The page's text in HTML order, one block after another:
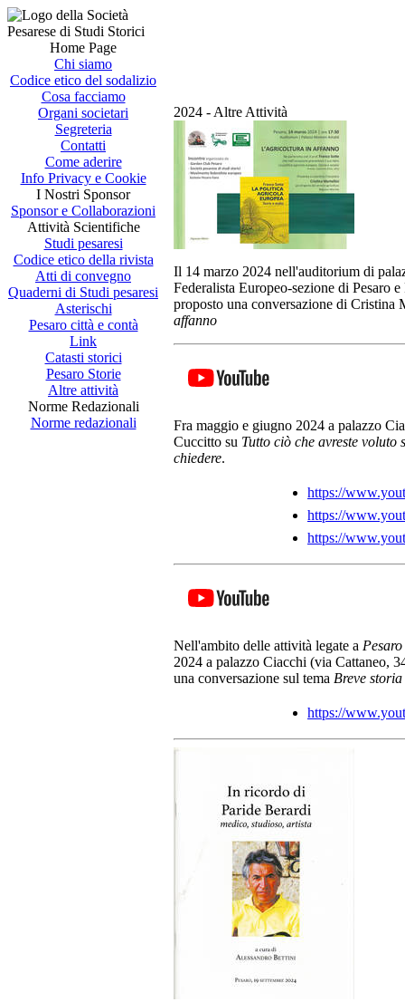
Home Page
Chi siamo
Codice etico del sodalizio
Cosa facciamo
Organi societari
Segreteria
Contatti
Come aderire
Info Privacy e Cookie
I Nostri Sponsor
Sponsor e Collaborazioni
Attività Scientifiche
Studi pesaresi
Codice etico della rivista
Atti di convegno
Quaderni di Studi pesaresi
Asterischi
Pesaro città e contà
Link
Catasti storici
Pesaro Storie
Altre attività
Norme Redazionali
Norme redazionali
2024 - Altre Attività
Il 14 marzo 2024 nell'auditorium di
Federalista Europeo-sezione di Pesaro
proposto una conversazione di
affanno
Fra maggio e giugno 2024 a palazzo
Cuccitto su Tutto ciò che avreste voluto
chiedere.
https://
https://
https://
Nell'ambito delle attività legate a
2024 a palazzo Ciacchi (via Cattaneo,
una conversazione sul tema Breve
https://